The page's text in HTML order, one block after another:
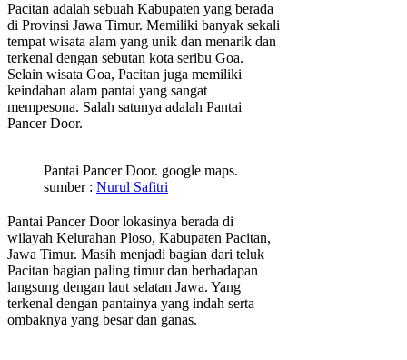
Pacitan adalah sebuah Kabupaten yang berada
di Provinsi Jawa Timur. Memiliki banyak sekali
tempat wisata alam yang unik dan menarik dan
terkenal dengan sebutan kota seribu Goa.
Selain wisata Goa, Pacitan juga memiliki
keindahan alam pantai yang sangat
mempesona. Salah satunya adalah Pantai
Pancer Door.
Pantai Pancer Door. google maps.
sumber : Nurul Safitri
Pantai Pancer Door lokasinya berada di
wilayah Kelurahan Ploso, Kabupaten Pacitan,
Jawa Timur. Masih menjadi bagian dari teluk
Pacitan bagian paling timur dan berhadapan
langsung dengan laut selatan Jawa. Yang
terkenal dengan pantainya yang indah serta
ombaknya yang besar dan ganas.